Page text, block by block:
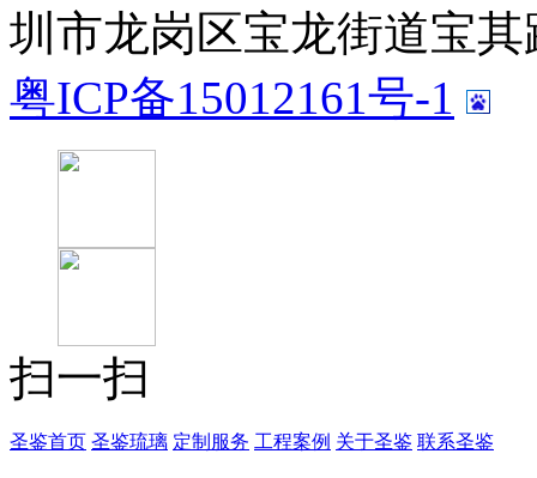
圳市龙岗区宝龙街道宝其
粤ICP备15012161号-1
扫一扫
圣鉴首页 圣鉴琉璃 定制服务 工程案例 关于圣鉴 联系圣鉴